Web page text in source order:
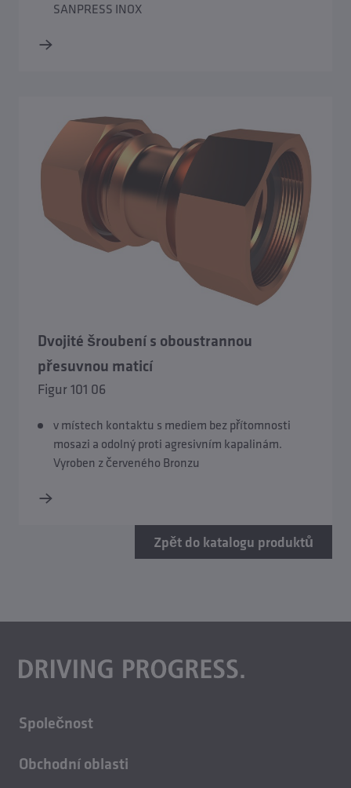
SANPRESS INOX
Dvojité šroubení s oboustrannou
přesuvnou maticí
Figur 101 06
v místech kontaktu s mediem bez přítomnosti
mosazi a odolný proti agresivním kapalinám.
Vyroben z červeného Bronzu
Zpět do katalogu produktů
Společnost
Kariéra
Obchodní oblasti